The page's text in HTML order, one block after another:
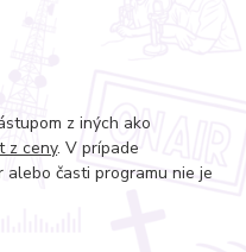
z iných ako
z ceny. V prípade
časti programu nie je